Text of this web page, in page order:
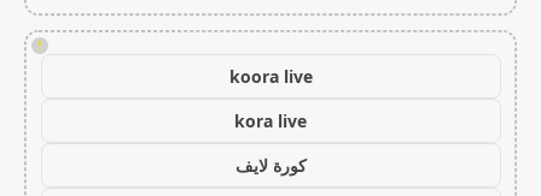
!
koora live
kora live
كورة لايف